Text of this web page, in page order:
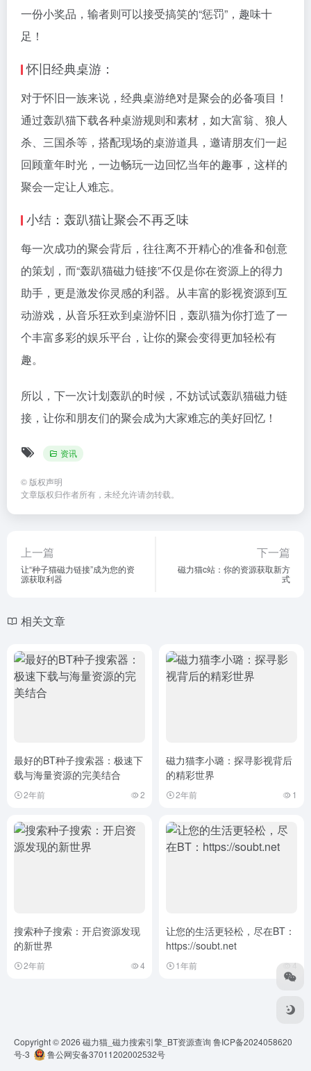
一份小奖品，输者则可以接受搞笑的“惩罚”，趣味十
足！
怀旧经典桌游：
对于怀旧一族来说，经典桌游绝对是聚会的必备项目！
通过轰趴猫下载各种桌游规则和素材，如大富翁、狼人
杀、三国杀等，搭配现场的桌游道具，邀请朋友们一起
回顾童年时光，一边畅玩一边回忆当年的趣事，这样的
聚会一定让人难忘。
小结：轰趴猫让聚会不再乏味
每一次成功的聚会背后，往往离不开精心的准备和创意
的策划，而“轰趴猫磁力链接”不仅是你在资源上的得力
助手，更是激发你灵感的利器。从丰富的影视资源到互
动游戏，从音乐狂欢到桌游怀旧，轰趴猫为你打造了一
个丰富多彩的娱乐平台，让你的聚会变得更加轻松有
趣。
所以，下一次计划轰趴的时候，不妨试试轰趴猫磁力链
接，让你和朋友们的聚会成为大家难忘的美好回忆！
资讯
© 版权声明
文章版权归作者所有，未经允许请勿转载。
上一篇
让“种子猫磁力链接”成为您的资
源获取利器
下一篇
磁力猫c站：你的资源获取新方
式
相关文章
最好的BT种子搜索器：极速下
载与海量资源的完美结合
2年前 2
磁力猫李小璐：探寻影视背后
的精彩世界
2年前 1
搜索种子搜索：开启资源发现
的新世界
2年前 4
让您的生活更轻松，尽在BT：
https://soubt.net
1年前 4
Copyright © 2026 磁力猫_磁力搜索引擎_BT资源查询 鲁ICP备2024058620
号-3
鲁公网安备37011202002532号